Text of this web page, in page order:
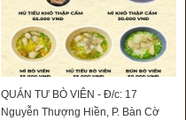
QUÁN TƯ BÒ VIÊN - Đ/c: 17
Nguyễn Thượng Hiền, P. Bàn Cờ